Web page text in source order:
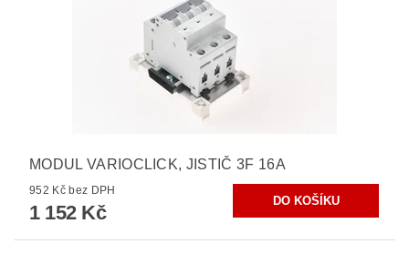
MODUL VARIOCLICK, JISTIČ 3F 16A
952 Kč bez DPH
1 152 Kč